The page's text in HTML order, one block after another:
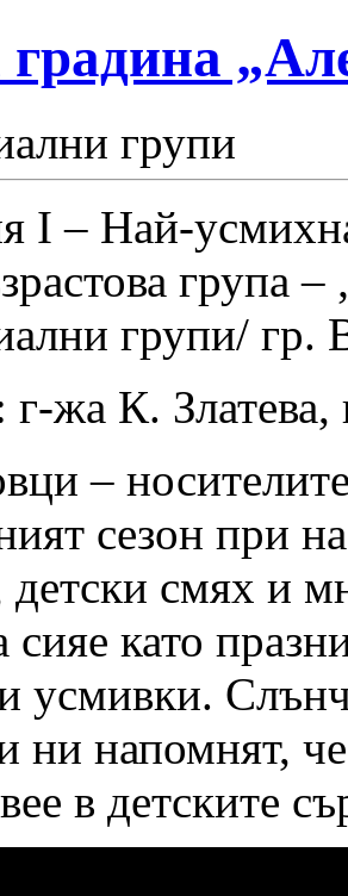
градина
групи
I – Най-
група
групи/ гр.
г-жа К.
–
сезон при
смях и
сияе като
усмивки.
ни напомнят,
в детските